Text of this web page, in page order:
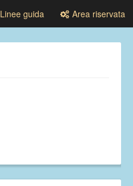
Linee guida Area riservata